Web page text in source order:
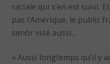
raciale qui s’en est suivi.
pas l’Amérique, le public
sentir visé aussi…
« Aussi longtemps qu’il y